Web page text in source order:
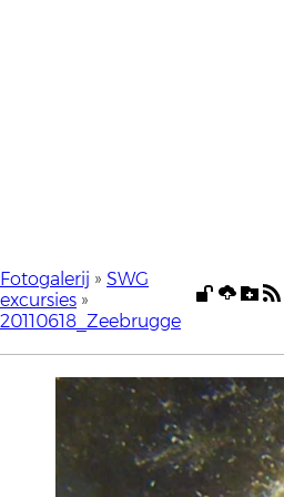
Fotogalerij » SWG
excursies »
20110618_Zeebrugge